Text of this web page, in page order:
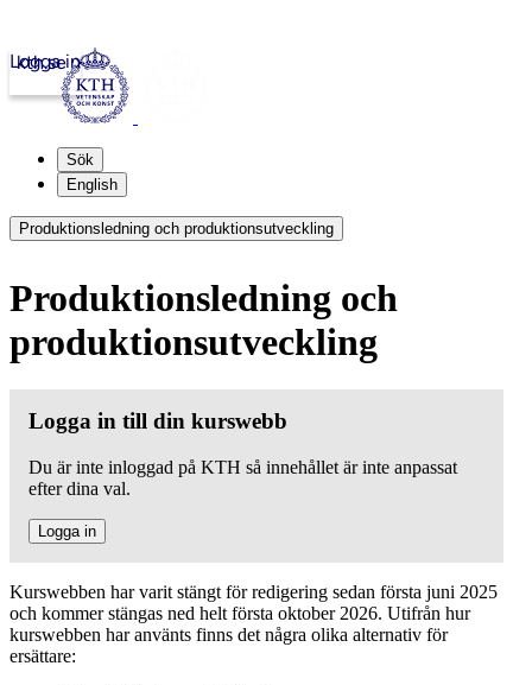
kth.se
Logga in
Sök
English
Produktionsledning och produktionsutveckling
Produktionsledning och
produktionsutveckling
Logga in till din kurswebb
Du är inte inloggad på KTH så innehållet är inte anpassat
efter dina val.
Logga in
Kurswebben har varit stängt för redigering sedan första juni 2025
och kommer stängas ned helt första oktober 2026. Utifrån hur
kurswebben har använts finns det några olika alternativ för
ersättare: